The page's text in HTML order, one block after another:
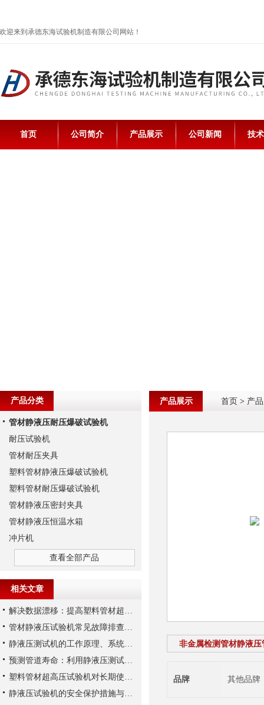
欢迎来到承德东海试验机制造有限公司网站！
首页 公司简介 产品展示 公司新闻 技
产品展示 首页 > 产
非金属检测管材静液
品牌 其他品牌
产品分类
管材静液压耐压爆破试验机
耐压试验机
管材耐压夹具
塑料管材静液压爆破试验机
塑料管材耐压爆破试验机
管材静液压密封夹具
管材静液压恒温水箱
冲片机
查看全部产品
相关文章
解决数据漂移：提高塑料管材超高压试验机压力传感器稳定性的三大措施
管材静液压试验机常见故障排查及液压系统维护实务
静液压测试机的工作原理、系统构成与技术参数详解
预测管道寿命：利用静液压测试机进行长期静液压强度试验
塑料管材超高压试验机对长期使用性能的预测能力分析
静液压试验机的安全保护措施与操作注意事项